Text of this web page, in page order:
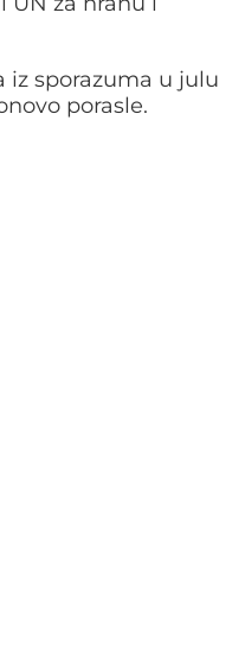
iz sporazuma u ​​julu
porasle.